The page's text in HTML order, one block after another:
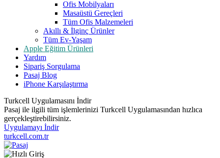
Ofis Mobilyaları
Masaüstü Gereçleri
Tüm Ofis Malzemeleri
Akıllı & İlginç Ürünler
Tüm Ev-Yaşam
Apple Eğitim Ürünleri
Yardım
Sipariş Sorgulama
Pasaj Blog
iPhone Karşılaştırma
Turkcell Uygulamasını İndir
Pasaj ile ilgili tüm işlemlerinizi Turkcell Uygulamasından hızlıca
gerçekleştirebilirsiniz.
Uygulamayı İndir
turkcell.com.tr